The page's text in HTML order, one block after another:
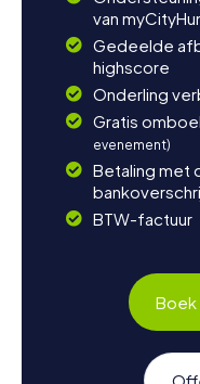
van
Gedeelde
highscore
Onderling
Gratis
evenement)
Betaling met
BTW-factuur